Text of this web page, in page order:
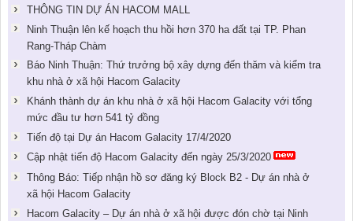
THÔNG TIN DỰ ÁN HACOM MALL
Ninh Thuận lên kế hoạch thu hồi hơn 370 ha đất tại TP. Phan
Rang-Tháp Chàm
Báo Ninh Thuận: Thứ trưởng bộ xây dựng đến thăm và kiểm tra
khu nhà ở xã hội Hacom Galacity
Khánh thành dự án khu nhà ở xã hội Hacom Galacity với tổng
mức đầu tư hơn 541 tỷ đồng
Tiến độ tại Dự án Hacom Galacity 17/4/2020
Cập nhật tiến độ Hacom Galacity đến ngày 25/3/2020
Thông Báo: Tiếp nhận hồ sơ đăng ký Block B2 - Dự án nhà ở
xã hội Hacom Galacity
Hacom Galacity – Dự án nhà ở xã hội được đón chờ tại Ninh